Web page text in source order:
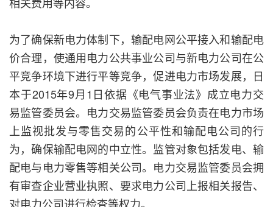
为了确保新电力体制下，输配电网公平接入和输配电
价合理，使通用电力公共事业公司与新电力公司在公
平竞争环境下进行平等竞争，促进电力市场发展，日
本于2015年9月1日依据《电气事业法》成立电力交
易监管委员会。电力交易监管委员会负责在电力市场
上监视批发与零售交易的公平性和输配电公司的行
为，确保输配电网的中立性。监管对象包括发电、输
配电与电力零售等相关公司。电力交易监管委员会拥
有审查企业营业执照、要求电力公司上报相关报告、
对电力公司进行检查等权力。